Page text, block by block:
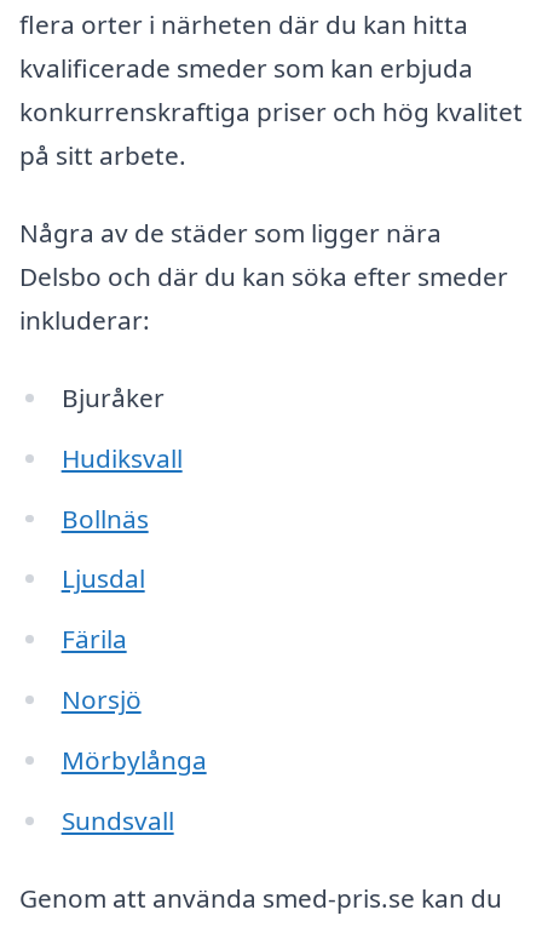
flera orter i närheten där du kan hitta
kvalificerade smeder som kan erbjuda
konkurrenskraftiga priser och hög kvalitet
på sitt arbete.
Några av de städer som ligger nära
Delsbo och där du kan söka efter smeder
inkluderar:
Bjuråker
Hudiksvall
Bollnäs
Ljusdal
Färila
Norsjö
Mörbylånga
Sundsvall
Genom att använda smed-pris.se kan du